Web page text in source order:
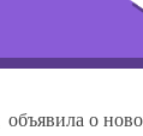
объявила о